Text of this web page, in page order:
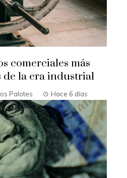
comerciales más
de la era industrial
Palotes Hace 6 días